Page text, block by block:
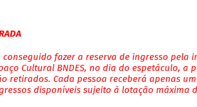
conseguido fazer a reserva de ingresso
Cultural BNDES, no dia do espetáculo,
retirados. Cada pessoa receberá apenas
disponíveis sujeito à lotação máxima